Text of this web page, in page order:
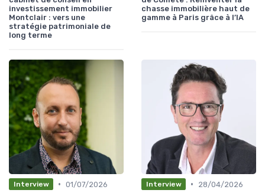
investissement immobilier
Montclair : vers une
stratégie patrimoniale de
long terme
chasse immobilière haut de
gamme à Paris grâce à l’IA
Interview • 01/07/2026
Interview •
28/04/2026